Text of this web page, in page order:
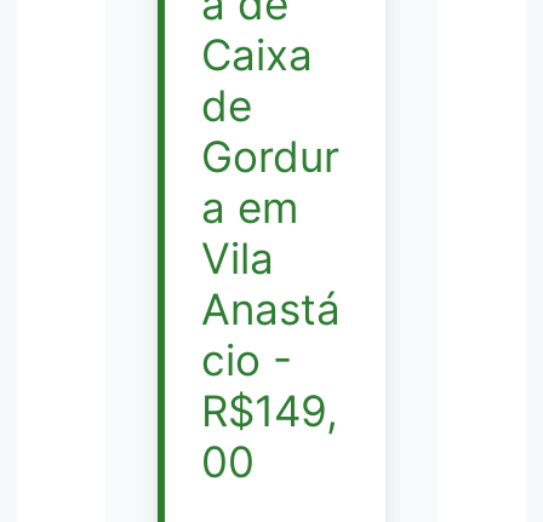
Caixa
de
Gordur
a em
Vila
Anastá
cio -
R$149,
00